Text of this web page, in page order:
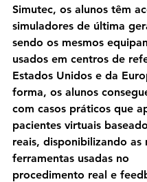
Simutec, os alunos têm
simuladores de última
sendo os mesmos
usados em centros de
Estados Unidos e da
forma, os alunos
com casos práticos que
pacientes virtuais
reais, disponibilizando as
ferramentas usadas no
procedimento real e